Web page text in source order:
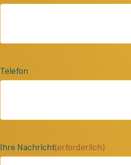
Telefon
Ihre Nachricht(erforderlich)